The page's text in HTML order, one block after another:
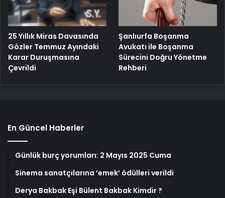
25 Yıllık Miras Davasında
Gözler Temmuz Ayındaki
Karar Duruşmasına
Çevrildi
Şanlıurfa Boşanma
Avukatı ile Boşanma
Sürecini Doğru Yönetme
Rehberi
En Güncel Haberler
Günlük burç yorumları: 2 Mayıs 2025 Cuma
Sinema sanatçılarına ’emek’ ödülleri verildi
Derya Bakbak Eşi Bülent Bakbak Kimdir ?